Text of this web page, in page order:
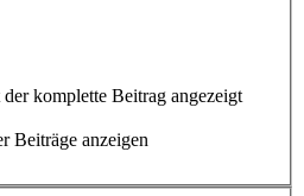
komplette Beitrag angezeigt
Beiträge anzeigen